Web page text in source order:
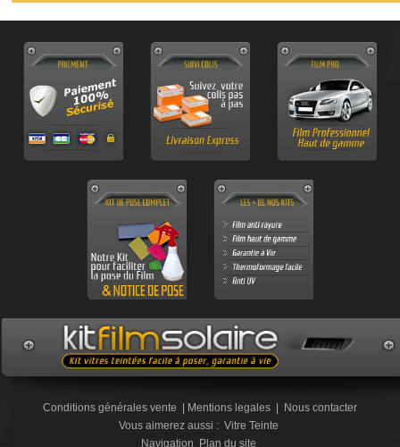
Conditions générales vente | Mentions legales | Nous contacter
Vous aimerez aussi : Vitre Teinte
Navigation Plan du site